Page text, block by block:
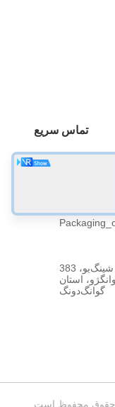
تماس سریع
اتاق 1006، ساختمان 2، هایین شینگ‌یو، 383
استان
گوانگ‌دونگ